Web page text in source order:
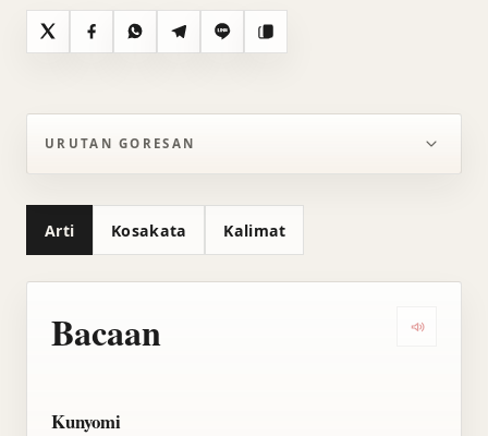
X FacebookWhatsAppTelegramLine Salin
URUTAN GORESAN
Arti Kosakata Kalimat
Bacaan
Kunyomi